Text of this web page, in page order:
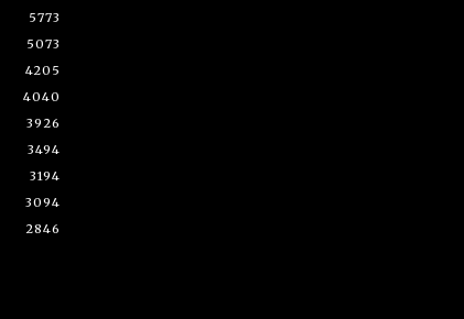
5773
5073
4205
4040
3926
3494
3194
3094
2846